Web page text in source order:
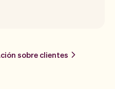
sobre clientes